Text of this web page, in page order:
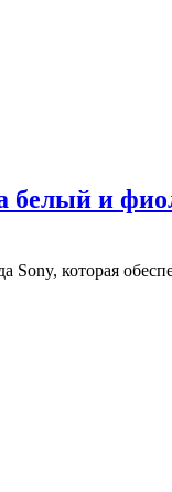
белый и
Sony, которая